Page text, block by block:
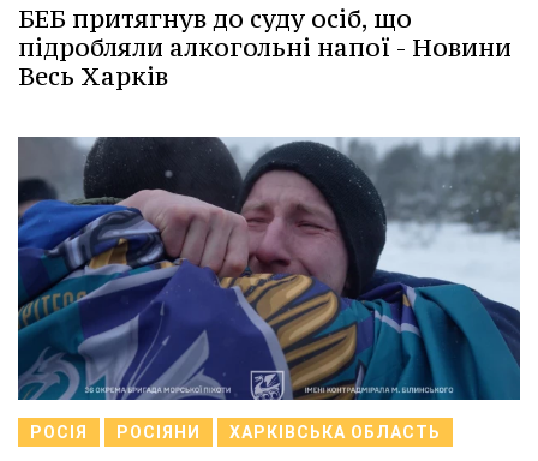
БЕБ притягнув до суду осіб, що
підробляли алкогольні напої - Новини
Весь Харків
РОСІЯ РОСІЯНИ ХАРКІВСЬКА ОБЛАСТЬ